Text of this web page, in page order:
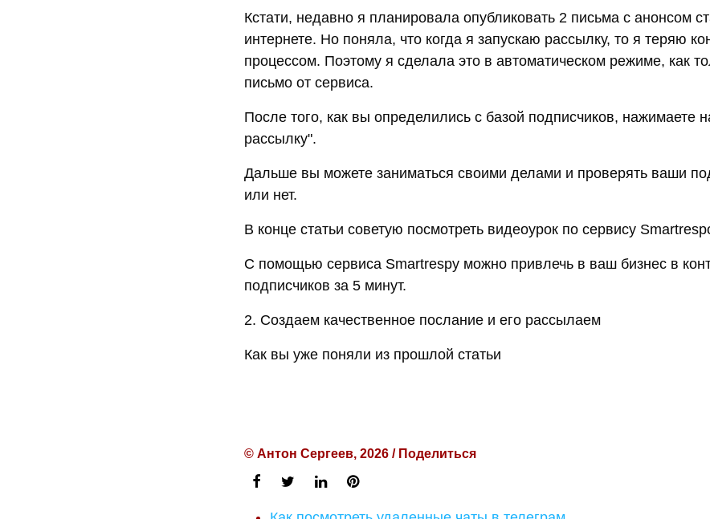
Кстати, недавно я планировала опубликовать 2 письма с анонсом
интернете. Но поняла, что когда я запускаю рассылку, то я теряю
процессом. Поэтому я сделала это в автоматическом режиме, как
письмо от сервиса.
После того, как вы определились с базой подписчиков, нажимаете
рассылку".
Дальше вы можете заниматься своими делами и проверять ваши
или нет.
В конце статьи советую посмотреть видеоурок по сервису
С помощью сервиса Smartrespy можно привлечь в ваш бизнес в
подписчиков за 5 минут.
2. Создаем качественное послание и его рассылаем
Как вы уже поняли из прошлой статьи
© Антон Сергеев, 2026 / Поделиться